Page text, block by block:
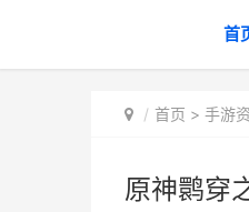
首
首页 > 手游
原神鹮穿